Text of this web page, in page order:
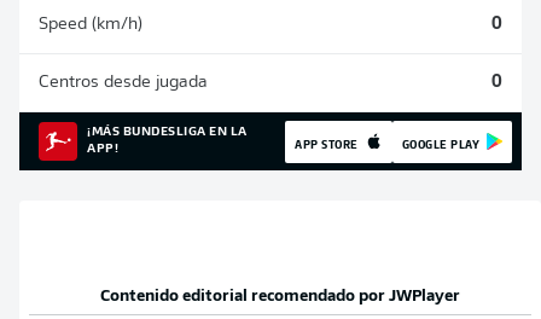
Speed (km/h) 0
Centros desde jugada 0
¡MÁS BUNDESLIGA EN LA
APP!
APP STORE GOOGLE PLAY
Contenido editorial recomendado por JWPlayer